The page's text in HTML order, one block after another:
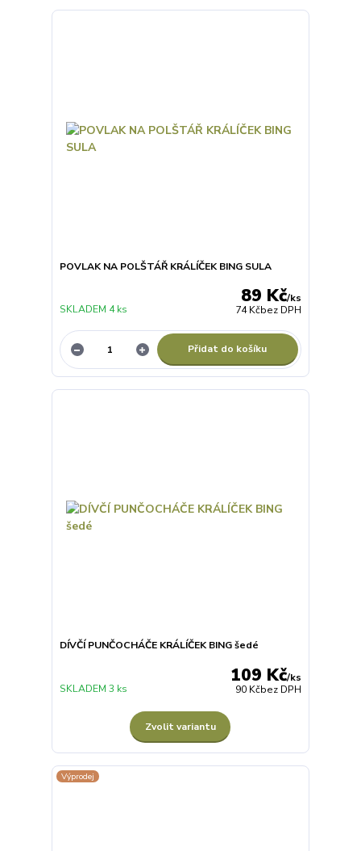
POVLAK NA POLŠTÁŘ KRÁLÍČEK BING SULA
89 Kč/ks
74 Kčbez DPH
SKLADEM 4 ks
Přidat do košíku
DÍVČÍ PUNČOCHÁČE KRÁLÍČEK BING šedé
109 Kč/ks
90 Kčbez DPH
SKLADEM 3 ks
Zvolit variantu
Výprodej